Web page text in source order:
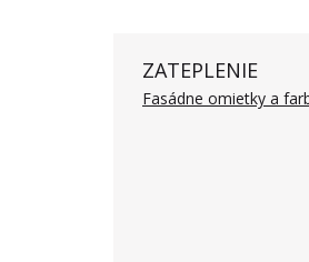
ZATEPLENIE
Fasádne omietky a